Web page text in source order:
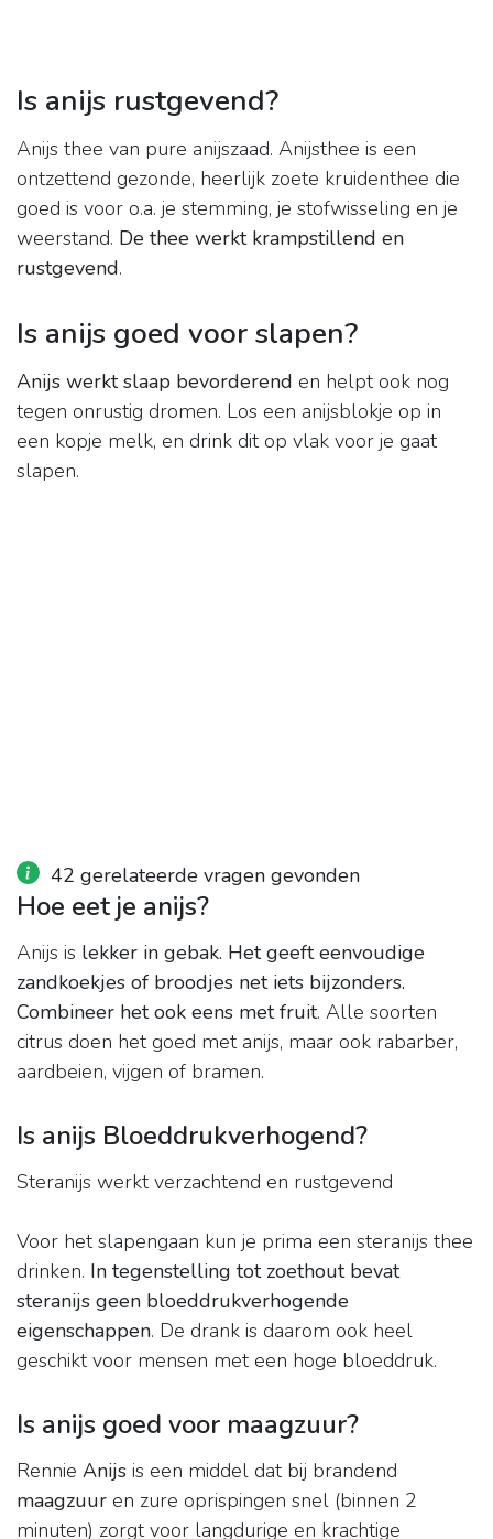
Is anijs rustgevend?
Anijs thee van pure anijszaad. Anijsthee is een
ontzettend gezonde, heerlijk zoete kruidenthee die
goed is voor o.a. je stemming, je stofwisseling en je
weerstand. De thee werkt krampstillend en
rustgevend.
Is anijs goed voor slapen?
Anijs werkt slaap bevorderend en helpt ook nog
tegen onrustig dromen. Los een anijsblokje op in
een kopje melk, en drink dit op vlak voor je gaat
slapen.
42 gerelateerde vragen gevonden
Hoe eet je anijs?
Anijs is lekker in gebak. Het geeft eenvoudige
zandkoekjes of broodjes net iets bijzonders.
Combineer het ook eens met fruit. Alle soorten
citrus doen het goed met anijs, maar ook rabarber,
aardbeien, vijgen of bramen.
Is anijs Bloeddrukverhogend?
Steranijs werkt verzachtend en rustgevend
Voor het slapengaan kun je prima een steranijs thee
drinken. In tegenstelling tot zoethout bevat
steranijs geen bloeddrukverhogende
eigenschappen. De drank is daarom ook heel
geschikt voor mensen met een hoge bloeddruk.
Is anijs goed voor maagzuur?
Rennie Anijs is een middel dat bij brandend
maagzuur en zure oprispingen snel (binnen 2
minuten) zorgt voor langdurige en krachtige